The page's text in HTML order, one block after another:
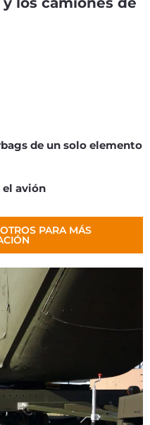
de un solo elemento
el avión
PARA MÁS